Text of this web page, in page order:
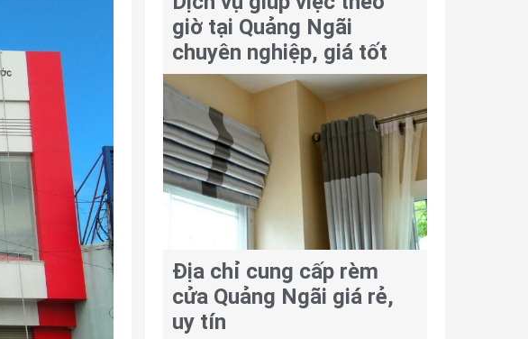
giờ tại Quảng Ngãi
chuyên nghiệp, giá tốt
Địa chỉ cung cấp rèm
cửa Quảng Ngãi giá rẻ,
uy tín